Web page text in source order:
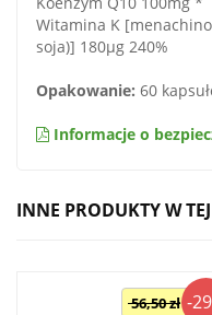
Witamina K
soja)] 180µg 240%
Opakowanie: 60
Informacje o
INNE PRODUKTY W
-
56,50 zł